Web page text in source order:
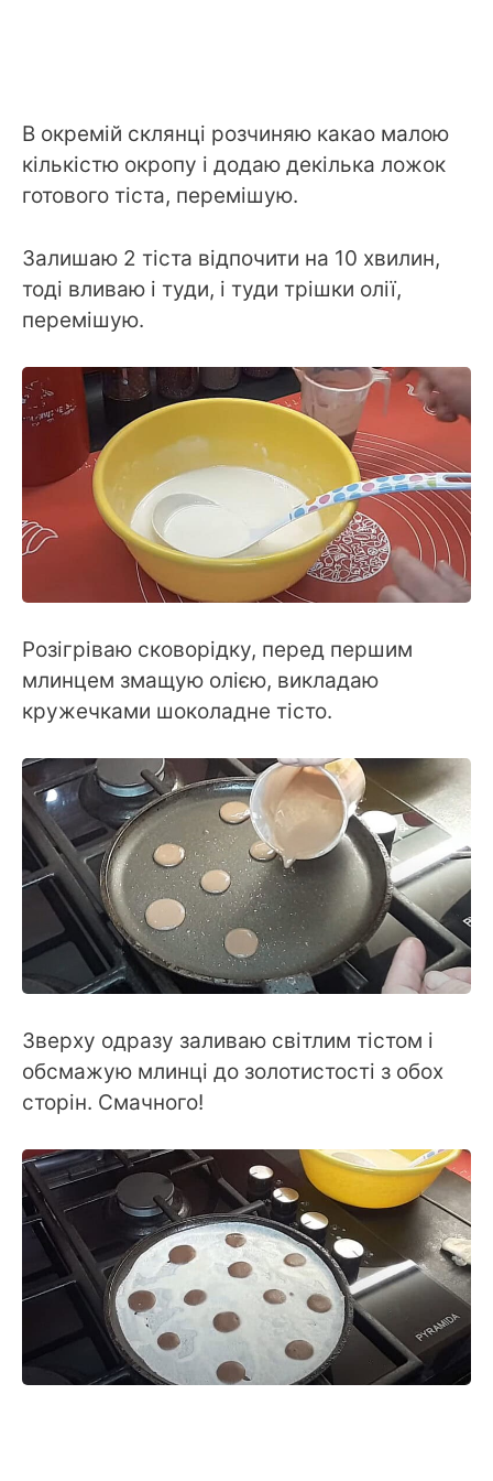
В окремій склянці розчиняю какао малою
кількістю окропу і додаю декілька ложок
готового тіста, перемішую.
Залишаю 2 тіста відпочити на 10 хвилин,
тоді вливаю і туди, і туди трішки олії,
перемішую.
Розігріваю сковорідку, перед першим
млинцем змащую олією, викладаю
кружечками шоколадне тісто.
Зверху одразу заливаю світлим тістом і
обсмажую млинці до золотистості з обох
сторін. Смачного!